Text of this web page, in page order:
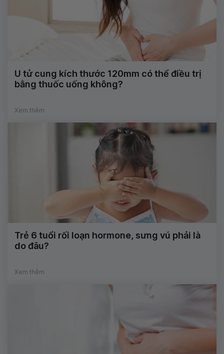
U tử cung kích thước 120mm có thể điều trị
bằng thuốc uống không?
Xem thêm
Trẻ 6 tuổi rối loạn hormone, sưng vú phải là
do đâu?
Xem thêm